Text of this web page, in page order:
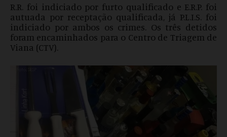
R.R. foi indiciado por furto qualificado e E.R.P. foi
autuada por receptação qualificada, já P.L.I.S. foi
indiciado por ambos os crimes. Os três detidos
foram encaminhados para o Centro de Triagem de
Viana (CTV).